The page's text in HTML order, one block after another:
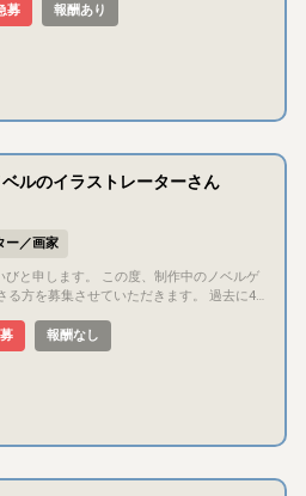
を攻略！ - 💥 **無双！無双！超無双！：**
種多様な職になる！スキルはどんどん派手
ジーと大量の敵を
ぎ倒す中毒性」**が大きなテーマとなっ
ジュアル制
作**（個性的なモンスター、ボスなど） -
ント出展、
ています。 * 目標金額を達成し
ートフォリオなど実績
スケジュール調整を行っています。 * 定
ます。 * 制作上の疑問や仕様
という事を本気で考えて制作しております
たら
スダイバー』**を制作しています。 今回
いただける **『ドッター / Pixel Artist』**
い！」 > という方も大歓迎です。お気軽
作の経験がある方 *
ームエンジン：Godot *
となり、ボートから広大な海へと飛び込み
してコイン稼ぎ 🛠️ 稼いだコインで船/スー
る ⏰ 期日までに「船の整備費」を稼ぎ出
り
て、より深い海へ進んで未知の海洋生物を
ーマとなっています。 --- ## 🛠 担当
ぐアクションなどのアニメーション制作*
ト絵制作** * **UI用ドットアイコン制作**
計
募 報酬あり
ルのイラストレーターさん
ー／画家
る方を募集させていただきます。 過去に4
ところ、イラストの作業量が想定していた
し頂ければと思います。 ## 募集概
こちらの線画を使用して彩色していただ
の雰囲気を参考に、1から描き直していた
ル画面のイラストと、もし余裕があればス
報酬なし